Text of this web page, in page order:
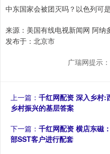
中东国家会被团灭吗？以色列可
来源：美国有线电视新闻网 阿纳
发布于：北京市
广瑞网提示
上一篇： 千红网配资 深入乡村:
乡村振兴的基层答案
下一篇： 千红网配资 横店东磁
部SST客户进行配套